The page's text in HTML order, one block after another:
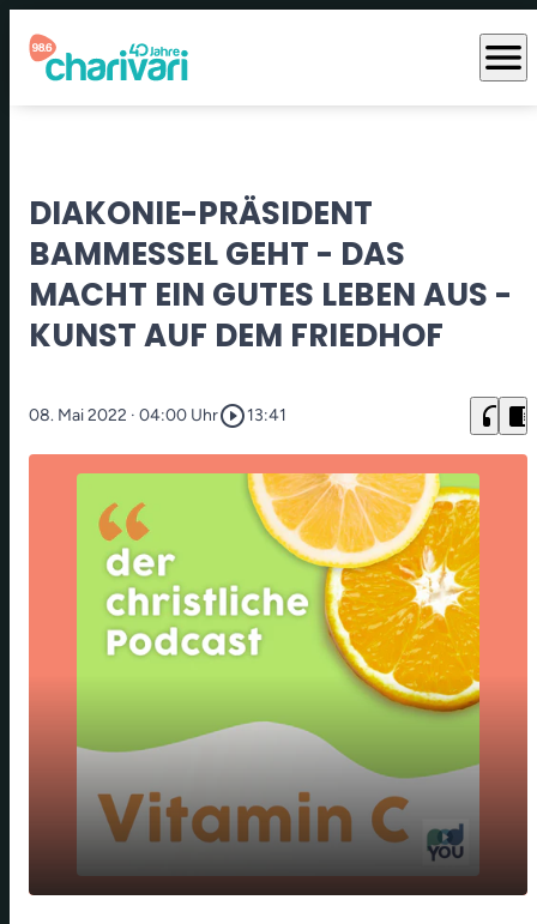
menu
DIAKONIE-PRÄSIDENT
BAMMESSEL GEHT - DAS
MACHT EIN GUTES LEBEN AUS -
KUNST AUF DEM FRIEDHOF
08. Mai 2022 · 04:00 Uhrplay_circle_outline13:41 headphones chrome_reader_mode